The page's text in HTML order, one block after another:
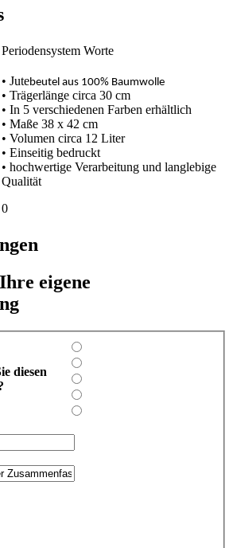
Periodensystem Worte
• Jutebeutel aus 100% Baumwolle
• Trägerlänge circa 30 cm
• In 5 verschiedenen Farben erhältlich
• Maße 38 x 42 cm
• Volumen circa 12 Liter
• Einseitig bedruckt
• hochwertige Verarbeitung und langlebige
Qualität
0
eigene
diesen